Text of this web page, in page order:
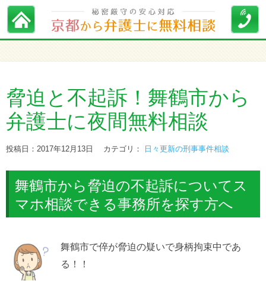
脅迫と不起訴！舞鶴市から
弁護士に夜間無料相談
投稿日：2017年12月13日 カテゴリ： 日々更新の刑事事件相談
舞鶴市から脅迫の不起訴についてス
マホ相談できる事務所を探す方へ
舞鶴市で倅が脅迫の疑いで身柄拘束中であ
る！！